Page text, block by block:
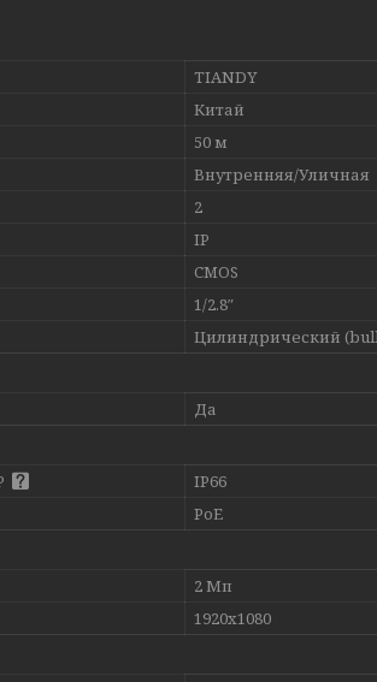
TIANDY
Китай
50 м
Внутренняя/Уличная
2
IP
CMOS
1/2.8″
Цилиндрический
Да
IP66
PoE
2 Мп
1920x1080